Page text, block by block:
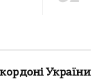
України